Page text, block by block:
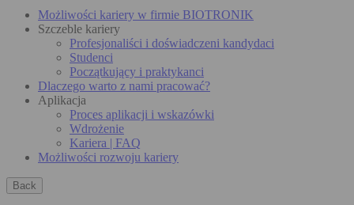
Możliwości kariery w firmie BIOTRONIK
Szczeble kariery
Profesjonaliści i doświadczeni kandydaci
Studenci
Początkujący i praktykanci
Dlaczego warto z nami pracować?
Aplikacja
Proces aplikacji i wskazówki
Wdrożenie
Kariera | FAQ
Możliwości rozwoju kariery
Back